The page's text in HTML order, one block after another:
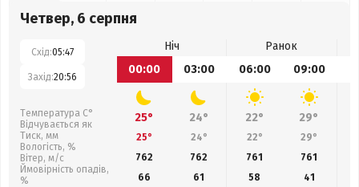
Четвер, 6 серпня
Схід:05:47
Захід:20:56
Температура С°
Відчувається як
Тиск, мм
Вологість, %
Вітер, м/с
Ймовірність опадів,
%
Ніч
Ранок
00:00
03:00 06:00 09:00
25° 24° 22° 29°
25° 24° 22° 29°
762
762 761 761
66
61 58 41